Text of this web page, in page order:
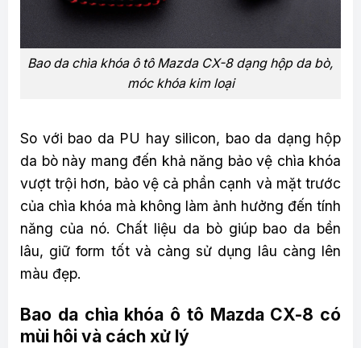
Bao da chìa khóa ô tô Mazda CX-8 dạng hộp da bò,
móc khóa kim loại
So với bao da PU hay silicon, bao da dạng hộp
da bò này mang đến khả năng bảo vệ chìa khóa
vượt trội hơn, bảo vệ cả phần cạnh và mặt trước
của chìa khóa mà không làm ảnh hưởng đến tính
năng của nó. Chất liệu da bò giúp bao da bền
lâu, giữ form tốt và càng sử dụng lâu càng lên
màu đẹp.
Bao da chìa khóa ô tô Mazda CX-8 có
mùi hôi và cách xử lý